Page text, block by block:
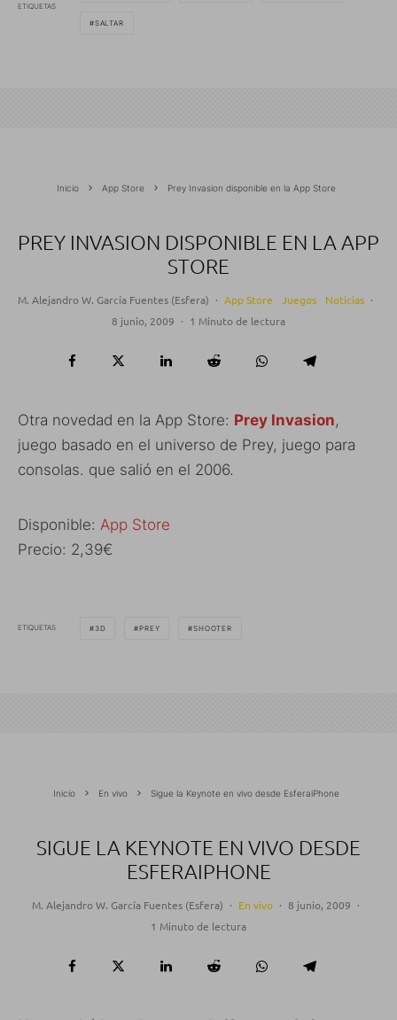
ETIQUETAS
SALTAR
Inicio App Store Prey Invasion disponible en la App Store
PREY INVASION DISPONIBLE EN LA APP
STORE
M. Alejandro W. García Fuentes (Esfera) · App Store Juegos Noticias ·
8 junio, 2009 · 1 Minuto de lectura
Otra novedad en la App Store: Prey Invasion,
juego basado en el universo de Prey, juego para
consolas. que salió en el 2006.
Disponible: App Store
Precio: 2,39€
ETIQUETAS 3D PREY SHOOTER
Inicio En vivo Sigue la Keynote en vivo desde EsferaiPhone
SIGUE LA KEYNOTE EN VIVO DESDE
ESFERAIPHONE
M. Alejandro W. García Fuentes (Esfera) · En vivo · 8 junio, 2009 ·
1 Minuto de lectura